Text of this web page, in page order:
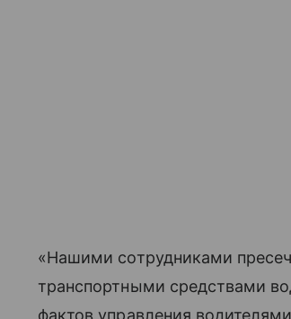
«Нашими сотрудниками
транспортными средствами
фактов управления